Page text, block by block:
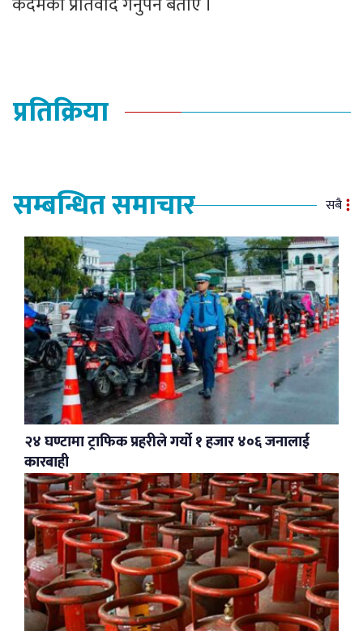
प्रतिक्रिया
सम्बन्धित समाचार सबै
२४ घण्टामा ट्राफिक प्रहरीले गर्यो १ हजार ४०६ जनालाई
कारबाही